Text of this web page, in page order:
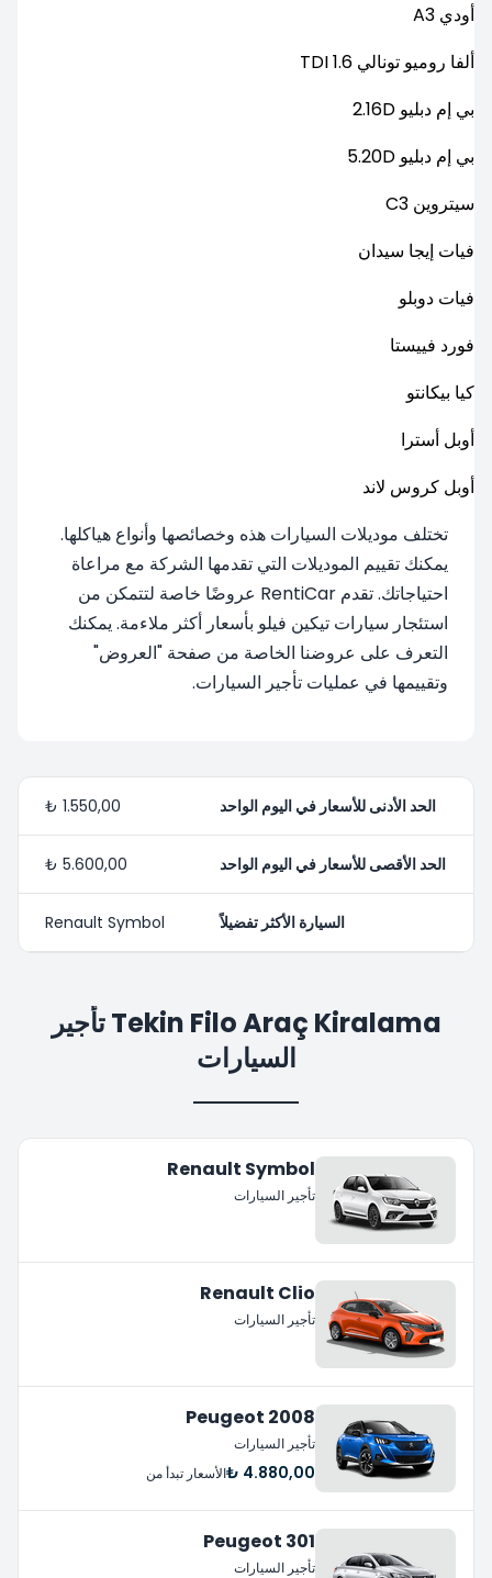
أودي A3
ألفا روميو تونالي 1.6 TDI
بي إم دبليو 2.16D
بي إم دبليو 5.20D
سيتروين C3
فيات إيجا سيدان
فيات دوبلو
فورد فييستا
كيا بيكانتو
أوبل أسترا
أوبل كروس لاند
تختلف موديلات السيارات هذه وخصائصها وأنواع هياكلها.
يمكنك تقييم الموديلات التي تقدمها الشركة مع مراعاة
احتياجاتك. تقدم RentiCar عروضًا خاصة لتتمكن من
استئجار سيارات تيكين فيلو بأسعار أكثر ملاءمة. يمكنك
التعرف على عروضنا الخاصة من صفحة "العروض"
وتقييمها في عمليات تأجير السيارات.
الحد الأدنى للأسعار في اليوم الواحد 1.550,00 ₺
الحد الأقصى للأسعار في اليوم الواحد 5.600,00 ₺
السيارة الأكثر تفضيلاً Renault Symbol
Tekin Filo Araç Kiralama تأجير
السيارات
Renault Symbol
تأجير السيارات
Renault Clio
تأجير السيارات
Peugeot 2008
تأجير السيارات
4.880,00 ₺ الأسعار تبدأ من
Peugeot 301
تأجير السيارات